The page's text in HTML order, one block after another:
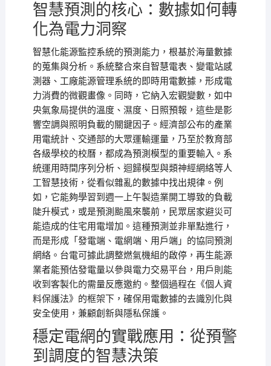
智慧預測的核心：數據如何轉
化為電力洞察
智慧化能源監控系統的預測能力，根基於海量數據
的蒐集與分析。系統整合來自智慧電表、變電站感
測器、工廠能源管理系統的即時用電數據，形成電
力消費的微觀畫像。同時，它納入宏觀變數，如中
央氣象局提供的溫度、濕度、日照預報，這些是影
響空調與照明負載的關鍵因子。經濟部公布的產業
用電統計、交通部的大眾運輸運量，乃至於教育部
各級學校的校曆，都成為預測模型的重要輸入。系
統運用時間序列分析、迴歸模型與類神經網絡等人
工智慧技術，從看似雜亂的數據中找出規律。例
如，它能夠學習到週一上午製造業開工導致的負載
陡升模式，或是預測颱風來襲前，民眾居家避災可
能造成的住宅用電增加。這種預測並非單點進行，
而是形成「發電端、電網端、用戶端」的協同預測
網絡。台電可據此調整燃氣機組的啟停，再生能源
業者能預估發電量以參與電力交易平台，用戶則能
收到客製化的需量反應邀約。整個過程在《個人資
料保護法》的框架下，確保用電數據的去識別化與
安全使用，兼顧創新與隱私保護。
穩定電網的實戰應用：從預警
到調度的智慧決策